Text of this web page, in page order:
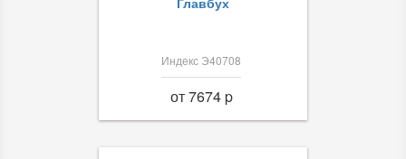
Индекс Э40708
от 7674 p